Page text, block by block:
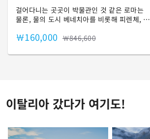
걸어다니는 곳곳이 박물관인 것 같은 로마는
물론, 물의 도시 베네치아를 비롯해 피렌체, 밀
:D
￦160,000 ￦846,600
이탈리아 갔다가 여기도!